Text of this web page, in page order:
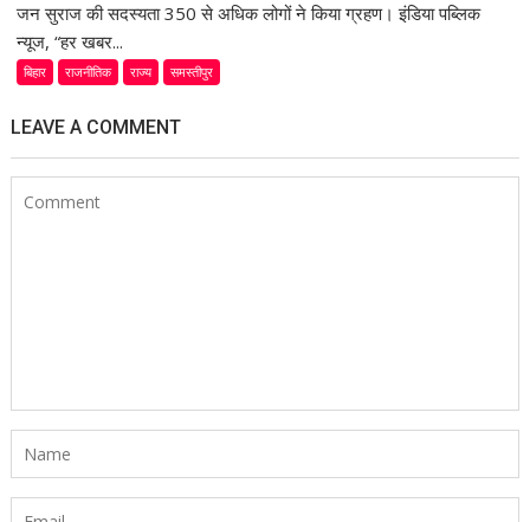
जन सुराज की सदस्यता 350 से अधिक लोगों ने किया ग्रहण। इंडिया पब्लिक
न्यूज, “हर खबर...
बिहार राजनीतिक राज्य समस्तीपुर
LEAVE A COMMENT